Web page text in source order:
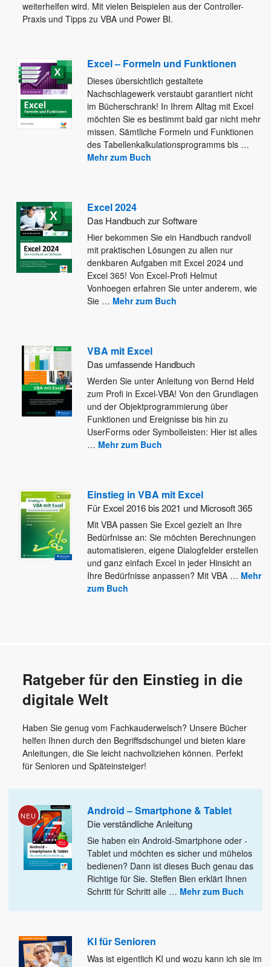
weiterhelfen wird. Mit vielen Beispielen aus der Controller-
Praxis und Tipps zu VBA und Power BI.
Excel – Formeln und Funktionen
Dieses übersichtlich gestaltete
Nachschlagewerk verstaubt garantiert nicht
im Bücherschrank! In Ihrem Alltag mit Excel
möchten Sie es bestimmt bald gar nicht mehr
missen. Sämtliche Formeln und Funktionen
des Tabellenkalkulationsprogramms bis …
Mehr zum Buch
Excel 2024
Das Handbuch zur Software
Hier bekommen Sie ein Handbuch randvoll
mit praktischen Lösungen zu allen nur
denkbaren Aufgaben mit Excel 2024 und
Excel 365! Von Excel-Profi Helmut
Vonhoegen erfahren Sie unter anderem, wie
Sie … Mehr zum Buch
VBA mit Excel
Das umfassende Handbuch
Werden Sie unter Anleitung von Bernd Held
zum Profi in Excel-VBA! Von den Grundlagen
und der Objektprogrammierung über
Funktionen und Ereignisse bis hin zu
UserForms oder Symbolleisten: Hier ist alles
… Mehr zum Buch
Einstieg in VBA mit Excel
Für Excel 2016 bis 2021 und Microsoft 365
Mit VBA passen Sie Excel gezielt an Ihre
Bedürfnisse an: Sie möchten Berechnungen
automatisieren, eigene Dialogfelder erstellen
und ganz einfach Excel in jeder Hinsicht an
Ihre Bedürfnisse anpassen? Mit VBA … Mehr
zum Buch
Ratgeber für den Einstieg in die
digitale Welt
Haben Sie genug vom Fachkauderwelsch? Unsere Bücher
helfen Ihnen durch den Begriffsdschungel und bieten klare
Anleitungen, die Sie leicht nachvollziehen können. Perfekt
für Senioren und Späteinsteiger!
NEU Android – Smartphone & Tablet
Die verständliche Anleitung
Sie haben ein Android-Smartphone oder -
Tablet und möchten es sicher und mühelos
bedienen? Dann ist dieses Buch genau das
Richtige für Sie. Steffen Bien erklärt Ihnen
Schritt für Schritt alle … Mehr zum Buch
KI für Senioren
Was ist eigentlich KI und wozu kann ich sie im